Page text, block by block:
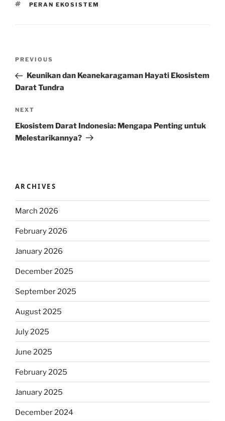
TAGS
PERAN EKOSISTEM
Previous
Post
PREVIOUS
Keunikan dan Keanekaragaman Hayati Ekosistem
Darat Tundra
Next
Post
NEXT
Ekosistem Darat Indonesia: Mengapa Penting untuk
Melestarikannya?
ARCHIVES
March 2026
February 2026
January 2026
December 2025
September 2025
August 2025
July 2025
June 2025
February 2025
January 2025
December 2024